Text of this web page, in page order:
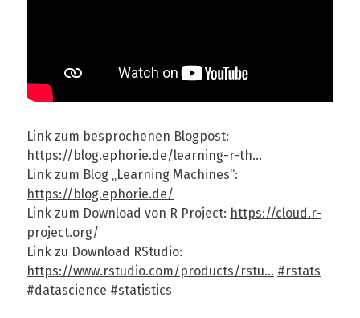
Link zum besprochenen Blogpost:
https://blog.ephorie.de/learning-r-th…
Link zum Blog „Learning Machines“:
https://blog.ephorie.de/
Link zum Download von R Project: https://cloud.r-
project.org/
Link zu Download RStudio:
https://www.rstudio.com/products/rstu… #rstats
#datascience #statistics